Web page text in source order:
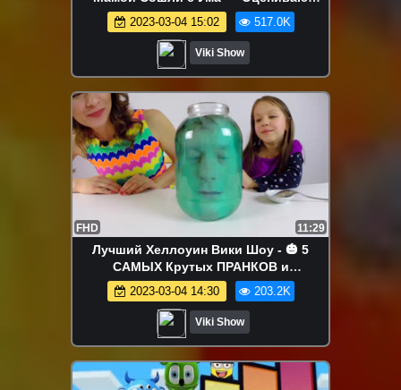
Новогодние Костюмы Родителей / Вики
Шоу
2023-03-04 15:02 517.0K
Viki Show
FHD 11:29
Лучший Хеллоуин Вики Шоу - 🎃 5
САМЫХ Крутых ПРАНКОВ и
ЛАЙФХАКОВ на ХЕЛЛОУИН #2 Как
Разыграть Друзей на Halloween /// Вики
Шоу
2023-03-04 14:30 203.2K
Viki Show